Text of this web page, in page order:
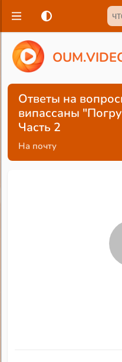
OUM.VIDE
Ответы на
випассаны
Часть 2
На почту